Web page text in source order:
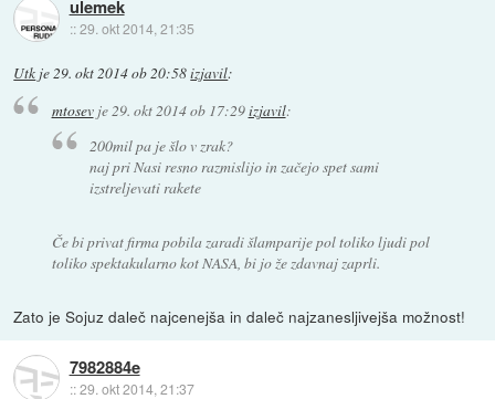
ulemek
::29. okt 2014, 21:35
Utk je29. okt 2014 ob 20:58izjavil:
mtosevje 29. okt 2014 ob 17:29izjavil:
200mil pa je šlo v zrak?
naj pri Nasi resno razmislijo in začejo spet sami
izstreljevati rakete
Če bi privat firma pobila zaradi šlamparije pol toliko ljudi pol
toliko spektakularno kot NASA, bi jo že zdavnaj zaprli.
Zato je Sojuz daleč najcenejša in daleč najzanesljivejša možnost!
7982884e
::29. okt 2014, 21:37